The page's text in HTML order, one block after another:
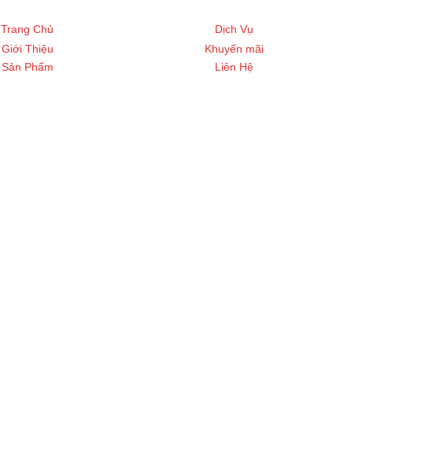
Trang Chủ
Giới Thiệu
Sản Phẩm
Dịch Vụ
Khuyến mãi
Liên Hệ